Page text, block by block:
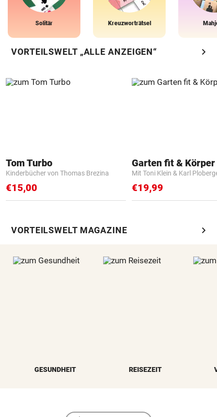
Solitär Kreuzworträtsel
VORTEILSWELT „ALLE ANZEIGEN“ chevron_right
Tom Turbo
Kinderbücher von Thomas Brezina
€15,00
Garten fit &
Mit Toni Klein & Karl
€19,99
VORTEILSWELT MAGAZINE chevron_right
GESUNDHEIT REISEZEIT